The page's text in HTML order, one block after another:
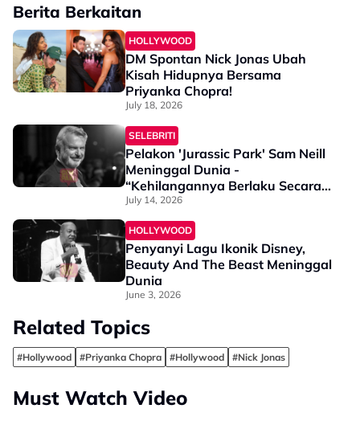
Berita Berkaitan
HOLLYWOOD
DM Spontan Nick Jonas Ubah
Kisah Hidupnya Bersama
Priyanka Chopra!
July 18, 2026
SELEBRITI
Pelakon 'Jurassic Park' Sam Neill
Meninggal Dunia -
“Kehilangannya Berlaku Secara
Tiba-Tiba…”
July 14, 2026
HOLLYWOOD
Penyanyi Lagu Ikonik Disney,
Beauty And The Beast Meninggal
Dunia
June 3, 2026
Related Topics
#Hollywood #Priyanka Chopra #Hollywood #Nick Jonas
Must Watch Video